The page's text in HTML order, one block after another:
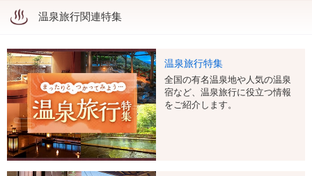
温泉旅行関連特集
温泉旅行特集
全国の有名温泉地や人気の温泉
宿など、温泉旅行に役立つ情報
をご紹介します。